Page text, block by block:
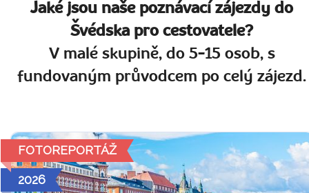
Jaké jsou naše poznávací zájezdy do
Švédska pro cestovatele?
V malé skupině, do 5-15 osob, s
fundovaným průvodcem po celý zájezd.
FOTOREPORTÁŽ
2026